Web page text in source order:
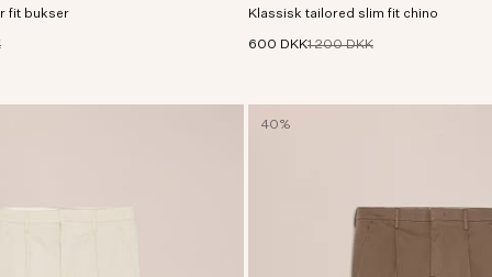
fit bukserfornemmelse.
Klassisk tailored slim fit chino
600 DKK1 200 DKK
260 g/m² blød økologisk
40%